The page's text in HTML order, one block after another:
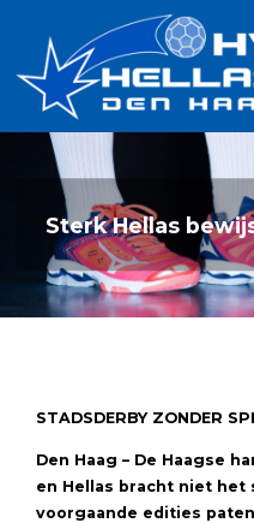
inhoud
Sterk Hellas
STADSDERBY ZONDER
Den Haag – De Haagse
en Hellas bracht niet het
voorgaande edities